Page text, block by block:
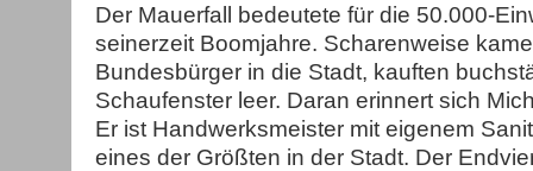
Der Mauerfall bedeutete für die 50.000-
seinerzeit Boomjahre. Scharenweise
Bundesbürger in die Stadt, kauften
Schaufenster leer. Daran erinnert sich
Er ist Handwerksmeister mit eigenem
eines der Größten in der Stadt. Der